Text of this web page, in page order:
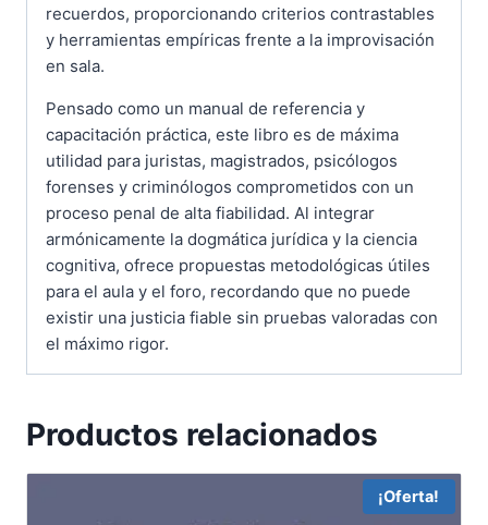
recuerdos, proporcionando criterios contrastables
y herramientas empíricas frente a la improvisación
en sala.
Pensado como un manual de referencia y
capacitación práctica, este libro es de máxima
utilidad para juristas, magistrados, psicólogos
forenses y criminólogos comprometidos con un
proceso penal de alta fiabilidad. Al integrar
armónicamente la dogmática jurídica y la ciencia
cognitiva, ofrece propuestas metodológicas útiles
para el aula y el foro, recordando que no puede
existir una justicia fiable sin pruebas valoradas con
el máximo rigor.
Productos relacionados
¡Oferta!